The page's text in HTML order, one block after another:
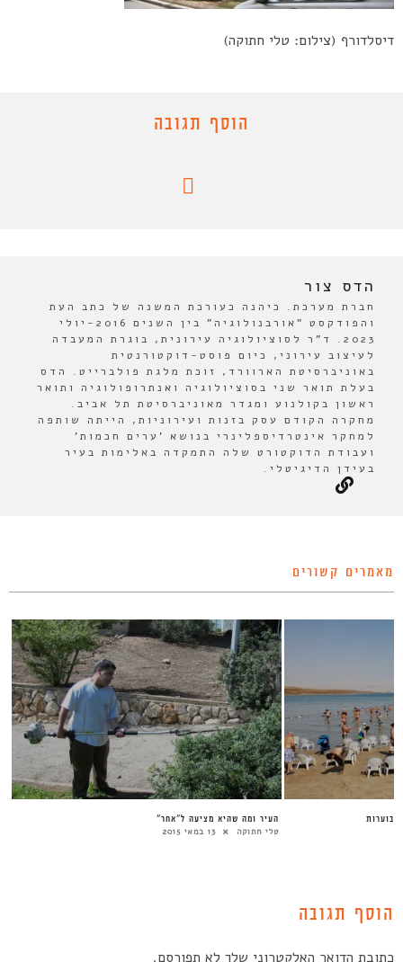
דיסלדורף (צילום: טלי חתוקה)
הוסף תגובה
הדס צור
חברת מערכת. כיהנה כעורכת המשנה של כתב העת
והפודקסט "אורבנולוגיה" בין השנים 2016-יולי
2023. ד"ר לסוציולוגיה עירונית, בוגרת המעבדה
לעיצוב עירוני, כיום פוסט-דוקטורנטית
באוניברסיטת הארוורד, זוכת מלגת פולברייט. הדס
בעלת תואר שני בסוציולוגיה ואנתרופולוגיה ותואר
ראשון בקולנוע ומגדר מאוניברסיטת תל אביב.
מחקרה הקודם עסק בזנות ועירוניות, הייתה שותפה
למחקר אינטרדיספלינרי בנושא 'ערים חכמות'
ועבודת הדוקטורט שלה התמקדה באלימות בעיר
בעידן הדיגיטלי.
מאמרים קשורים
העיר ומה שהיא מציעה ל”אחר”
טלי חתוקה 13 במאי 2015
הוסף תגובה
כתובת הדואר האלקטרוני שלך לא תפורסם.